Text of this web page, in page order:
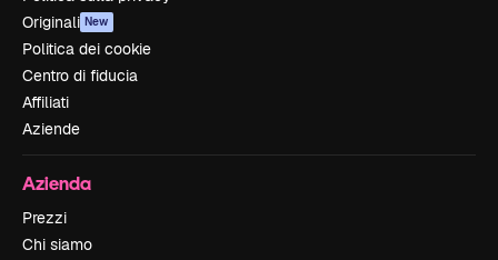
Originali New
Politica dei cookie
Centro di fiducia
Affiliati
Aziende
Azienda
Prezzi
Chi siamo